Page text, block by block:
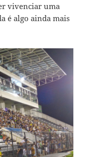
vivenciar uma
é algo ainda mais